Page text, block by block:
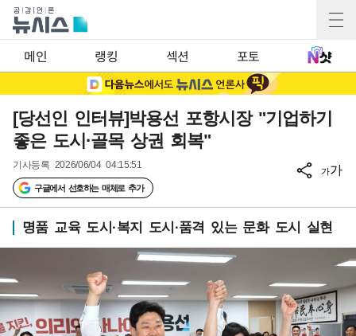
메인 랭킹 섹션 포토
[당선인 인터뷰]박용선 포항시장 "기업하기
좋은 도시·골목 상권 회복"
기사등록 2026/06/04 04:15:51
구글에서 선호하는 매체로 추가
가가
명품 교육 도시·복지 도시·품격 있는 문화 도시 실현